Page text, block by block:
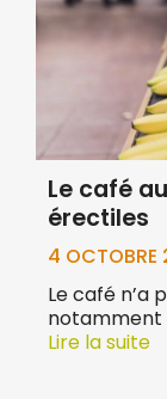
Le café
érectiles
4 OCTOBRE
Le café n’a
notamment
Lire la suite